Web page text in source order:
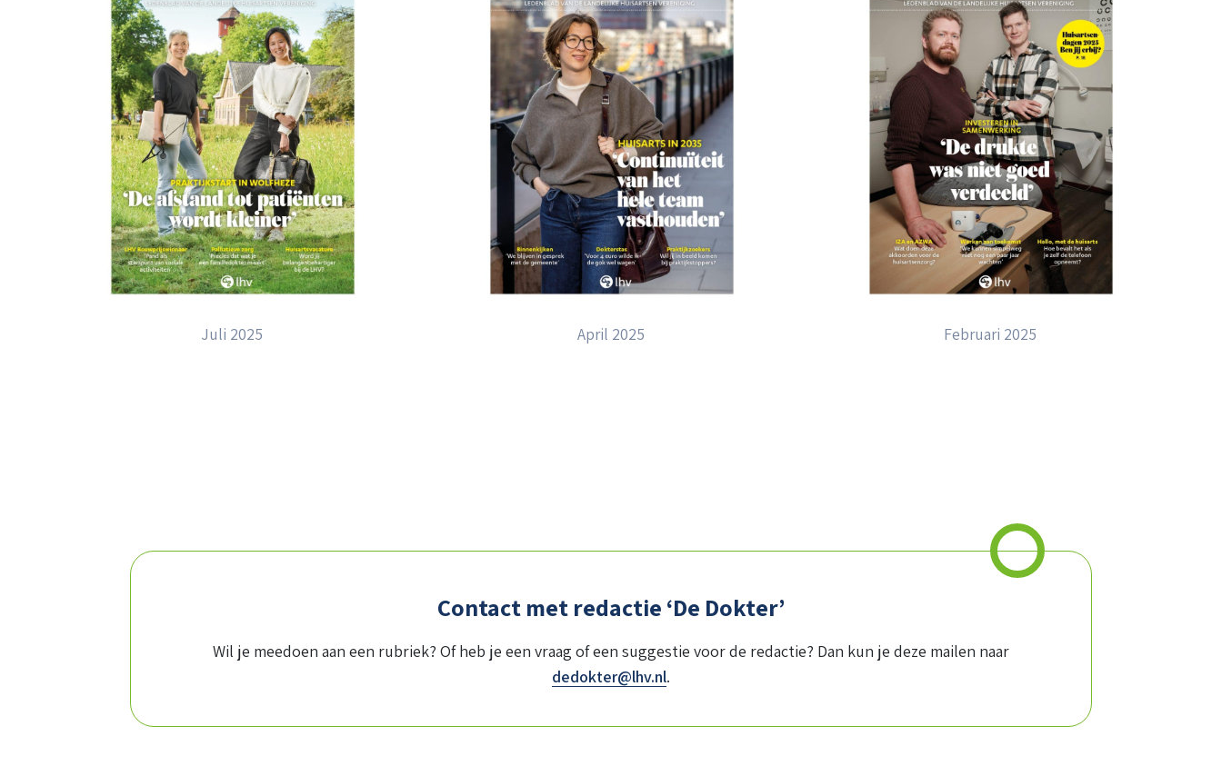
Juli 2025 April 2025 Februari 2025
Contact met redactie ‘De Dokter’
Wil je meedoen aan een rubriek? Of heb je een vraag of een suggestie voor de redactie? Dan kun je deze mailen naar
dedokter@lhv.nl.